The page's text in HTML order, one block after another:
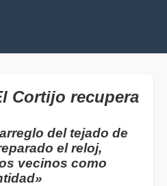
Cortijo recupera
del tejado de
el reloj,
vecinos como